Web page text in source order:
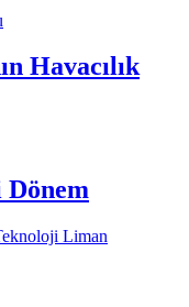
Havacılık